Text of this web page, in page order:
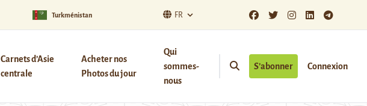
Turkménistan FR
Carnets d’Asie
centrale
Acheter nos
Photos du jour
Qui
sommes-
nous
S’abonner Connexion